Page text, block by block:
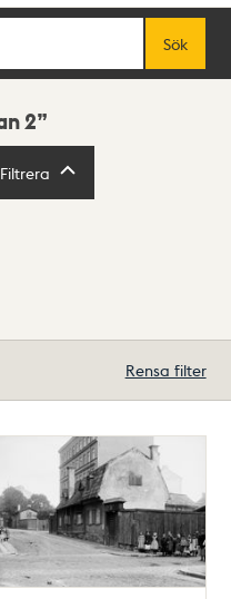
Sök
2
Filtrera
Rensa filter